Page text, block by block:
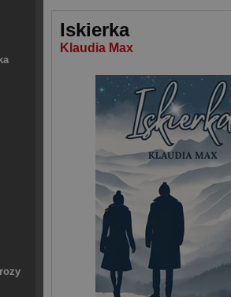
Iskierka
Klaudia Max